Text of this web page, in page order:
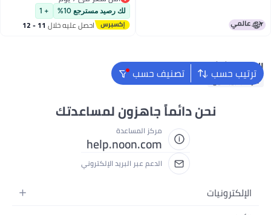
أقل سعر في 7 يوم
لك رصيد مسترجع 10% + 1
احصل عليه خلال 11 - 12
ترتيب حسب تصنيف حسب البحث الشائع
مرطب بيبانثين
نحن دائماً جاهزون لمساعدتك
مركز المساعدة
help.noon.com
الدعم عبر البريد الإلكتروني
الإلكترونيات